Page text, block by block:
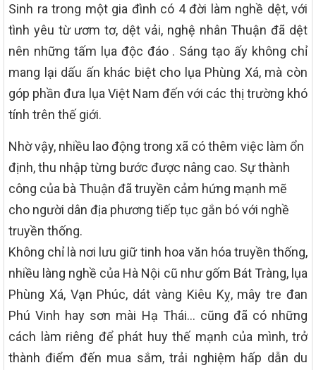
Sinh ra trong một gia đình có 4 đời làm nghề dệt, với
tình yêu từ ươm tơ, dệt vải, nghệ nhân Thuận đã dệt
nên những tấm lụa độc đáo . Sáng tạo ấy không chỉ
mang lại dấu ấn khác biệt cho lụa Phùng Xá, mà còn
góp phần đưa lụa Việt Nam đến với các thị trường khó
tính trên thế giới.
Nhờ vậy, nhiều lao động trong xã có thêm việc làm ổn
định, thu nhập từng bước được nâng cao. Sự thành
công của bà Thuận đã truyền cảm hứng mạnh mẽ
cho người dân địa phương tiếp tục gắn bó với nghề
truyền thống.
Không chỉ là nơi lưu giữ tinh hoa văn hóa truyền thống,
nhiều làng nghề của Hà Nội cũ như gốm Bát Tràng, lụa
Phùng Xá, Vạn Phúc, dát vàng Kiêu Kỵ, mây tre đan
Phú Vinh hay sơn mài Hạ Thái… cũng đã có những
cách làm riêng để phát huy thế mạnh của mình, trở
thành điểm đến mua sắm, trải nghiệm hấp dẫn du